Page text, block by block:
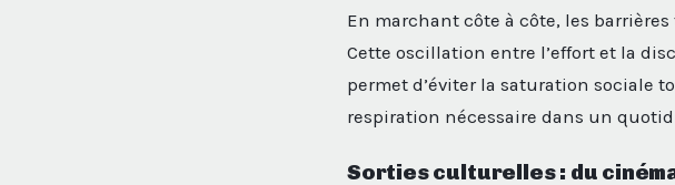
En marchant côte à côte, les
Cette oscillation entre l’effort et la
permet d’éviter la saturation sociale
respiration nécessaire dans un
Sorties culturelles : du